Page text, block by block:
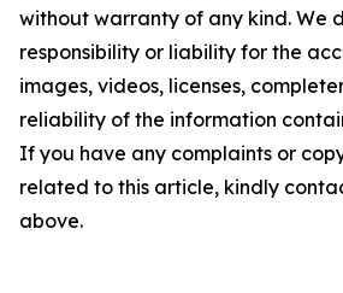
without warranty of any kind. We
responsibility or liability for the
images, videos, licenses,
reliability of the information
If you have any complaints or
related to this article, kindly
above.